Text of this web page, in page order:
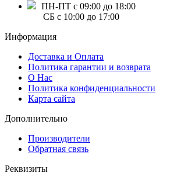
ПН-ПТ с 09:00 до 18:00
СБ с 10:00 до 17:00
Информация
Доставка и Оплата
Политика гарантии и возврата
О Нас
Политика конфиденциальности
Карта сайта
Дополнительно
Производители
Обратная связь
Реквизиты